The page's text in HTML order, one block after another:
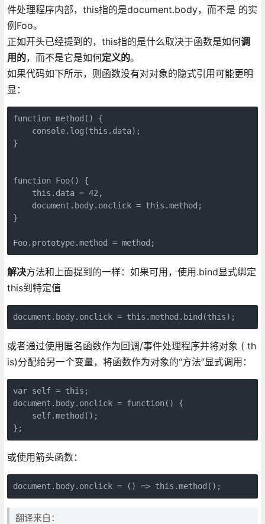
件处理程序内部，this指的是document.body，而不是 的实
例Foo。
正如开头已经提到的，this指的是什么取决于函数是如何调
用的，而不是它是如何定义的。
如果代码如下所示，则函数没有对对象的隐式引用可能更明
显：
function method() {
    console.log(this.data);
}
function Foo() {
    this.data = 42,
    document.body.onclick = this.method;
}
解决方法和上面提到的一样：如果可用，使用.bind显式绑定
this到特定值
或者通过使用匿名函数作为回调/事件处理程序并将对象 ( th
is)分配给另一个变量，将函数作为对象的“方法”显式调用：
var self = this;
document.body.onclick = function() {
    self.method();
或使用箭头函数：
document.body.onclick = () => this.method();
翻译来自：